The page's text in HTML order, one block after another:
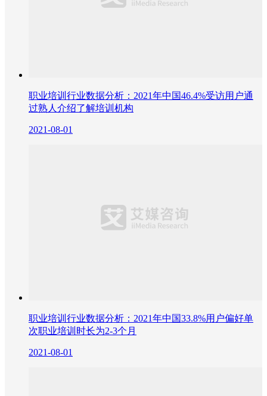
职业培训行业数据分析：2021年中国46.4%受访用户通
过熟人介绍了解培训机构
2021-08-01
职业培训行业数据分析：2021年中国33.8%用户偏好单
次职业培训时长为2-3个月
2021-08-01